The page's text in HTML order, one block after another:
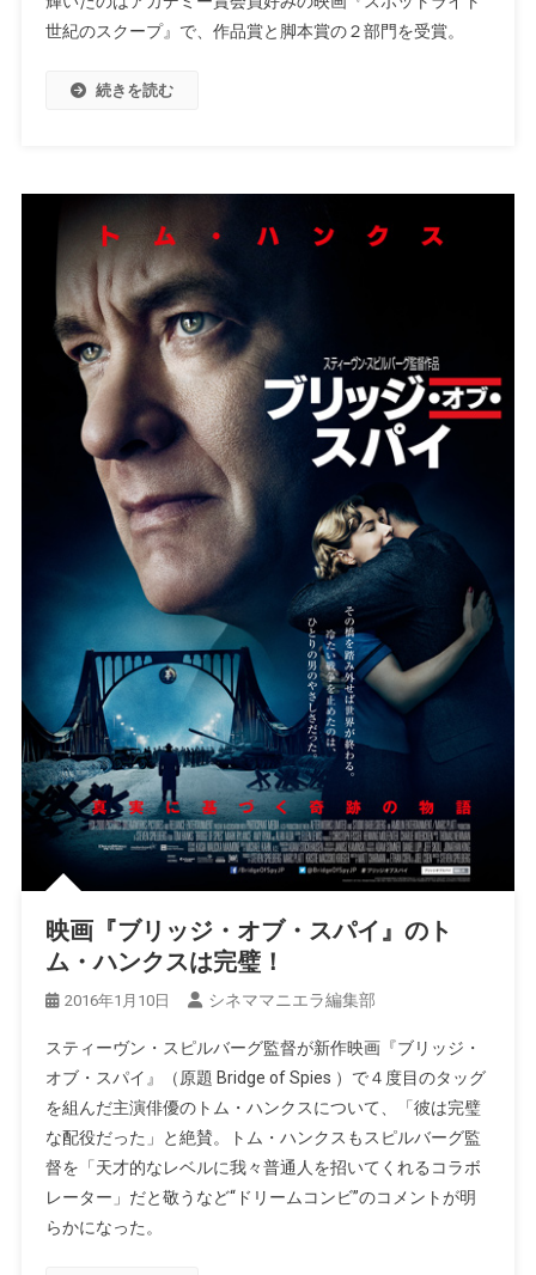
世紀のスクープ』で、作品賞と脚本賞の２部門を受賞。
続きを読む
映画『ブリッジ・オブ・スパイ』のト
ム・ハンクスは完璧！
2016年1月10日 シネママニエラ編集部
スティーヴン・スピルバーグ監督が新作映画『ブリッジ・
オブ・スパイ』（原題 Bridge of Spies ）で４度目のタッグ
を組んだ主演俳優のトム・ハンクスについて、「彼は完璧
な配役だった」と絶賛。トム・ハンクスもスピルバーグ監
督を「天才的なレベルに我々普通人を招いてくれるコラボ
レーター」だと敬うなど“ドリームコンビ”のコメントが明
らかになった。